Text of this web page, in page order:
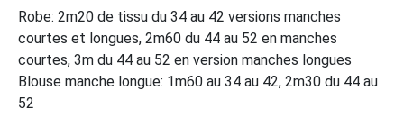
Robe: 2m20 de tissu du 34 au 42 versions manches
courtes et longues, 2m60 du 44 au 52 en manches
courtes, 3m du 44 au 52 en version manches longues
Blouse manche longue: 1m60 au 34 au 42, 2m30 du 44 au
52